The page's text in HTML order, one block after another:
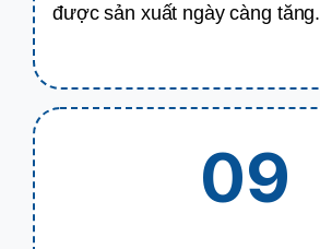
được sản xuất ngày càng tăng.
09